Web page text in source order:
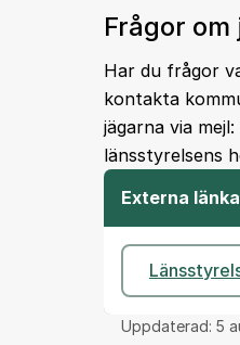
Frågor om
Har du frågor
kontakta
jägarna via
länsstyrelsens
Externa
Uppdaterad: 5